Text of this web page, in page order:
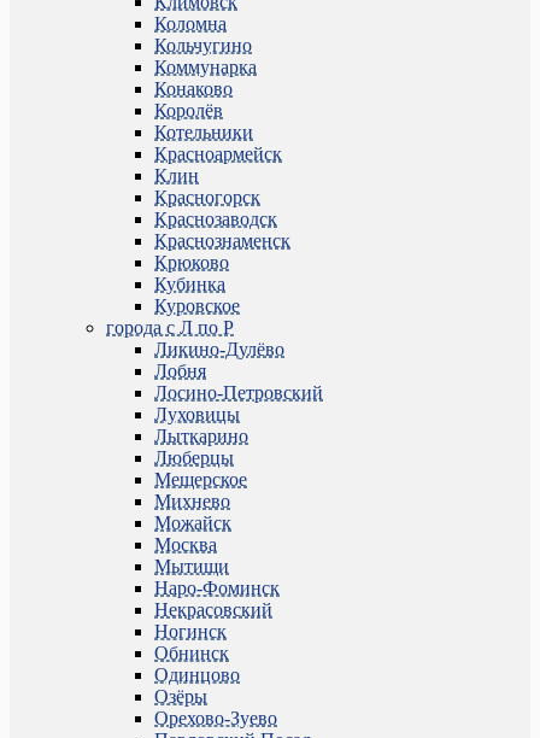
Коломна
Кольчугино
Коммунарка
Конаково
Королёв
Котельники
Красноармейск
Клин
Красногорск
Краснозаводск
Краснознаменск
Крюково
Кубинка
Куровское
города с Л по Р
Ликино-Дулёво
Лобня
Лосино-Петровский
Луховицы
Лыткарино
Люберцы
Мещерское
Михнево
Можайск
Москва
Мытищи
Наро-Фоминск
Некрасовский
Ногинск
Обнинск
Одинцово
Озёры
Орехово-Зуево